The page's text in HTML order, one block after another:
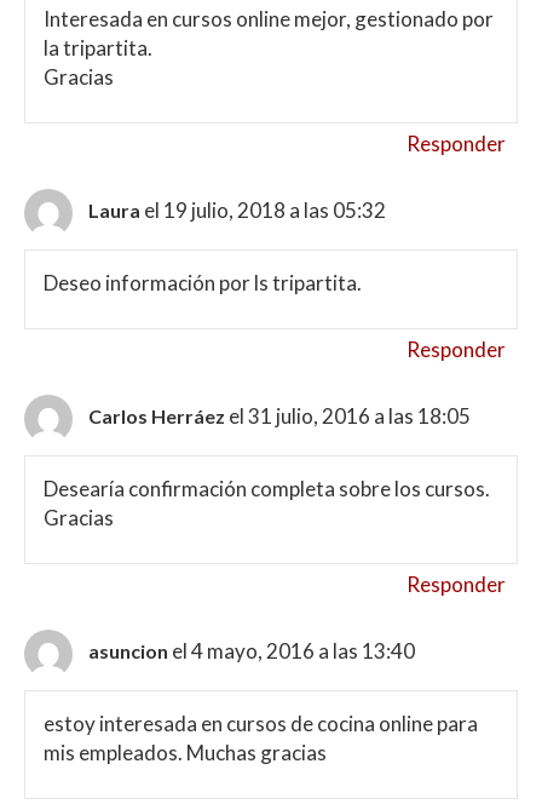
Interesada en cursos online mejor, gestionado por
la tripartita.
Gracias
Responder
Laura el 19 julio, 2018 a las 05:32
Deseo información por ls tripartita.
Responder
Carlos Herráez el 31 julio, 2016 a las 18:05
Desearía confirmación completa sobre los cursos.
Gracias
Responder
asuncion el 4 mayo, 2016 a las 13:40
estoy interesada en cursos de cocina online para
mis empleados. Muchas gracias